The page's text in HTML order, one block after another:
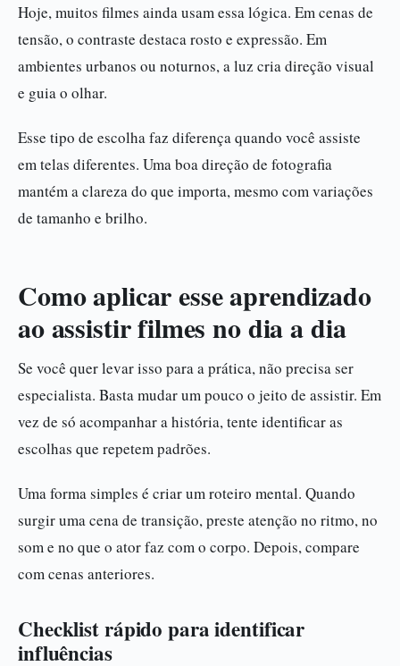
Hoje, muitos filmes ainda usam essa lógica. Em cenas de
tensão, o contraste destaca rosto e expressão. Em
ambientes urbanos ou noturnos, a luz cria direção visual
e guia o olhar.
Esse tipo de escolha faz diferença quando você assiste
em telas diferentes. Uma boa direção de fotografia
mantém a clareza do que importa, mesmo com variações
de tamanho e brilho.
Como aplicar esse aprendizado
ao assistir filmes no dia a dia
Se você quer levar isso para a prática, não precisa ser
especialista. Basta mudar um pouco o jeito de assistir. Em
vez de só acompanhar a história, tente identificar as
escolhas que repetem padrões.
Uma forma simples é criar um roteiro mental. Quando
surgir uma cena de transição, preste atenção no ritmo, no
som e no que o ator faz com o corpo. Depois, compare
com cenas anteriores.
Checklist rápido para identificar
influências